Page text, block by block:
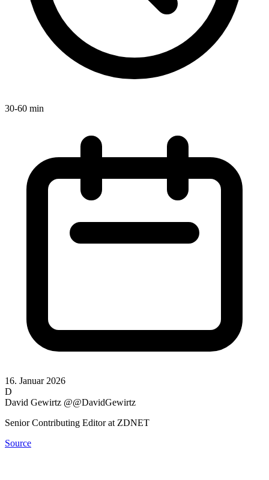
30-60 min
16. Januar 2026
D
David Gewirtz @@DavidGewirtz
Senior Contributing Editor at ZDNET
Source